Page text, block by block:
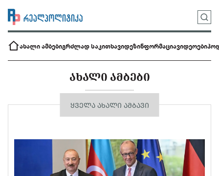
ახალი ამბებიგრძლად საკითხავიდეზინფორმაციავიდეოები
ᲐᲮᲐᲚᲘ ᲐᲛᲑᲔᲑᲘ
ᲧᲕᲔᲚᲐ ᲐᲮᲐᲚᲘ ᲐᲛᲑᲐᲕᲘ